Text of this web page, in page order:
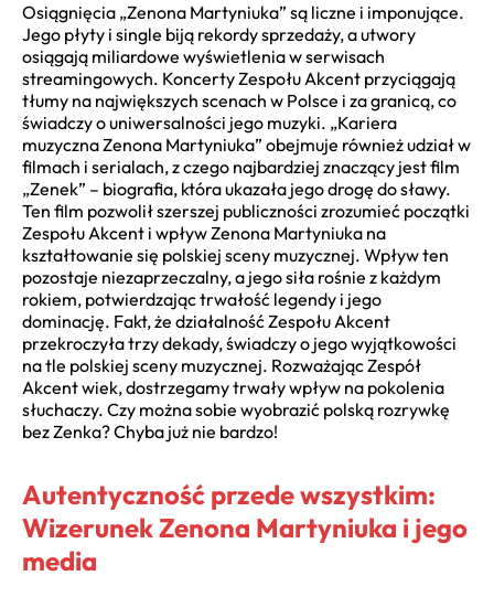
Osiągnięcia „Zenona Martyniuka” są liczne i imponujące.
Jego płyty i single biją rekordy sprzedaży, a utwory
osiągają miliardowe wyświetlenia w serwisach
streamingowych. Koncerty Zespołu Akcent przyciągają
tłumy na największych scenach w Polsce i za granicą, co
świadczy o uniwersalności jego muzyki. „Kariera
muzyczna Zenona Martyniuka” obejmuje również udział w
filmach i serialach, z czego najbardziej znaczący jest film
„Zenek” – biografia, która ukazała jego drogę do sławy.
Ten film pozwolił szerszej publiczności zrozumieć początki
Zespołu Akcent i wpływ Zenona Martyniuka na
kształtowanie się polskiej sceny muzycznej. Wpływ ten
pozostaje niezaprzeczalny, a jego siła rośnie z każdym
rokiem, potwierdzając trwałość legendy i jego
dominację. Fakt, że działalność Zespołu Akcent
przekroczyła trzy dekady, świadczy o jego wyjątkowości
na tle polskiej sceny muzycznej. Rozważając Zespół
Akcent wiek, dostrzegamy trwały wpływ na pokolenia
słuchaczy. Czy można sobie wyobrazić polską rozrywkę
bez Zenka? Chyba już nie bardzo!
Autentyczność przede wszystkim:
Wizerunek Zenona Martyniuka i jego
media